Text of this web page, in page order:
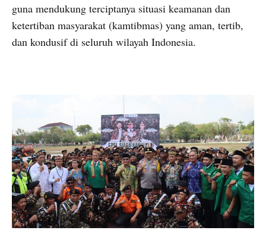
guna mendukung terciptanya situasi keamanan dan
ketertiban masyarakat (kamtibmas) yang aman, tertib,
dan kondusif di seluruh wilayah Indonesia.